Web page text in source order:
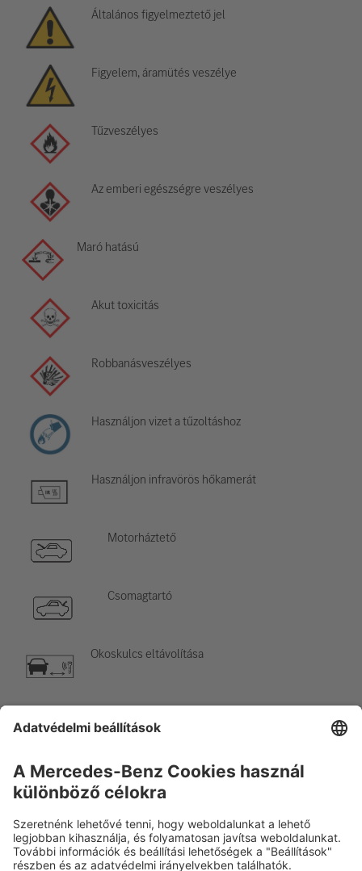
Általános figyelmeztető jel
Figyelem, áramütés veszélye
Tűzveszélyes
Az emberi egészségre veszélyes
Maró hatású
Akut toxicitás
Robbanásveszélyes
Használjon vizet a tűzoltáshoz
Használjon infravörös hőkamerát
Motorháztető
Csomagtartó
Okoskulcs eltávolítása
Figyelem, alacsony hőmérséklet